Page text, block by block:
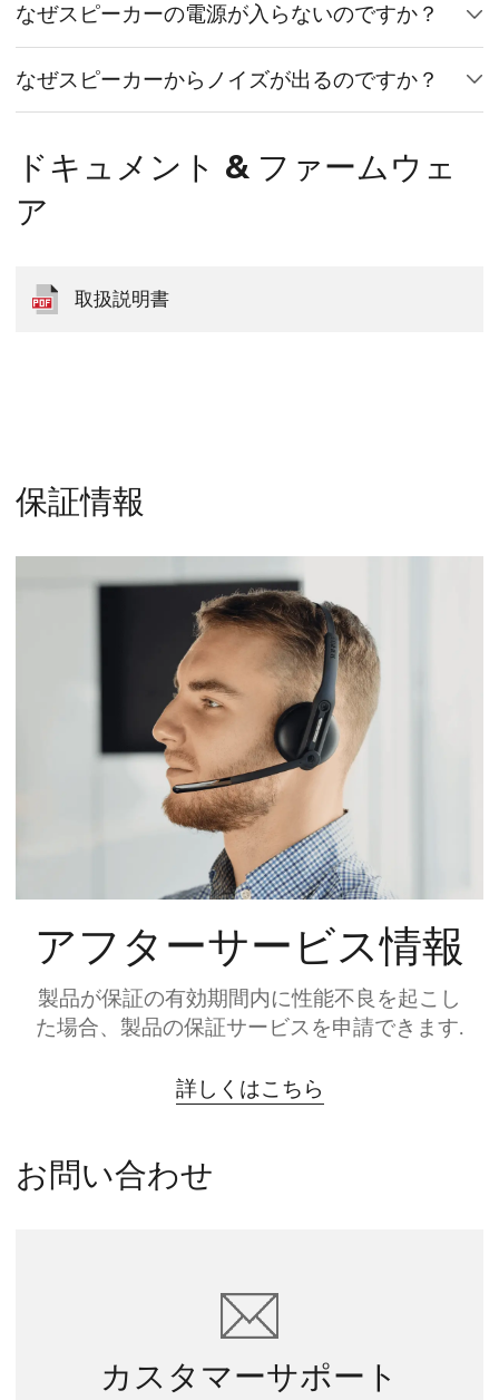
なぜスピーカーの電源が入らないのですか？
なぜスピーカーからノイズが出るのですか？
ドキュメント & ファームウェ
ア
取扱説明書
保証情報
アフターサービス情報
製品が保証の有効期間内に性能不良を起こし
た場合、製品の保証サービスを申請できます.
詳しくはこちら
お問い合わせ
カスタマーサポート